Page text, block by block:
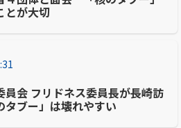
とが大切
員会 フリドネス委員長が長崎訪
ブー」は壊れやすい